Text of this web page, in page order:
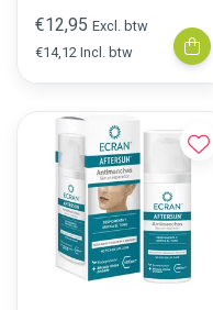
€12,95 Excl. btw
€14,12 Incl. btw